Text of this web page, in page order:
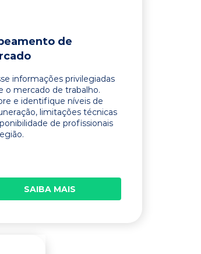
de
informações privilegiadas
o mercado de trabalho.
e identifique níveis de
limitações técnicas
de profissionais
SAIBA MAIS